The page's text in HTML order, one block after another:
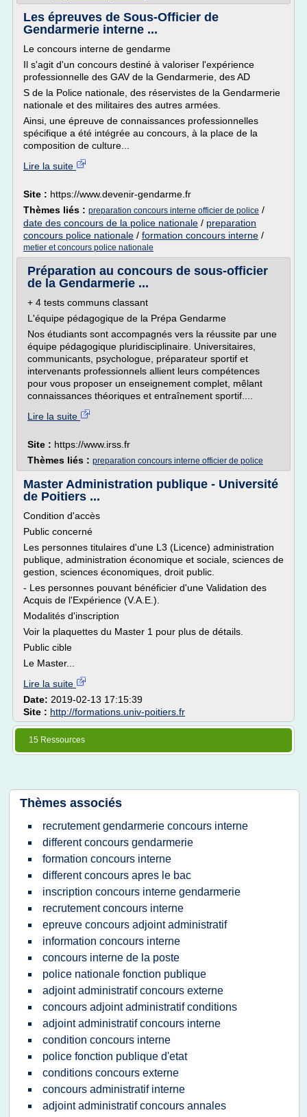
Les épreuves de Sous-Officier de
Gendarmerie interne ...
Le concours interne de gendarme
Il s'agit d'un concours destiné à valoriser l'expérience
professionnelle des GAV de la Gendarmerie, des AD
S de la Police nationale, des réservistes de la Gendarmerie
nationale et des militaires des autres armées.
Ainsi, une épreuve de connaissances professionnelles
spécifique a été intégrée au concours, à la place de la
composition de culture...
Lire la suite
Site : https://www.devenir-gendarme.fr
Thèmes liés : preparation concours interne officier de police /
date des concours de la police nationale / preparation
concours police nationale / formation concours interne /
metier et concours police nationale
Préparation au concours de sous-officier
de la Gendarmerie ...
+ 4 tests communs classant
L'équipe pédagogique de la Prépa Gendarme
Nos étudiants sont accompagnés vers la réussite par une
équipe pédagogique pluridisciplinaire. Universitaires,
communicants, psychologue, préparateur sportif et
intervenants professionnels allient leurs compétences
pour vous proposer un enseignement complet, mêlant
connaissances théoriques et entraînement sportif....
Lire la suite
Site : https://www.irss.fr
Thèmes liés : preparation concours interne officier de police
Master Administration publique - Université
de Poitiers ...
Condition d'accès
Public concerné
Les personnes titulaires d'une L3 (Licence) administration
publique, administration économique et sociale, sciences de
gestion, sciences économiques, droit public.
- Les personnes pouvant bénéficier d'une Validation des
Acquis de l'Expérience (V.A.E.).
Modalités d'inscription
Voir la plaquettes du Master 1 pour plus de détails.
Public cible
Le Master...
Lire la suite
Date: 2019-02-13 17:15:39
Site : http://formations.univ-poitiers.fr
15 Ressources
Thèmes associés
recrutement gendarmerie concours interne
different concours gendarmerie
formation concours interne
different concours apres le bac
inscription concours interne gendarmerie
recrutement concours interne
epreuve concours adjoint administratif
information concours interne
concours interne de la poste
police nationale fonction publique
adjoint administratif concours externe
concours adjoint administratif conditions
adjoint administratif concours interne
condition concours interne
police fonction publique d'etat
conditions concours externe
concours administratif interne
adjoint administratif concours annales